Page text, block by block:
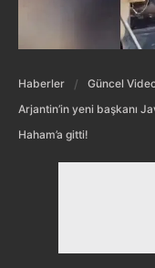
Haberler
Güncel
Arjantin’in yeni başkanı
Haham’a gitti!